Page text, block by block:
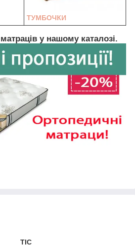
ТУМБОЧКИ
у нашому каталозі.
ТІС